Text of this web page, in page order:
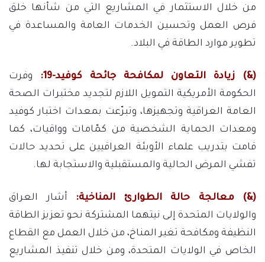
من خلال الاستثمار في المشاريع التي من شأنها خلق
فرص العمل وتحسين الخدمات العامة والمساعدة في
تطوير موارد الطاقة في البلاد.
(&) زيادة التعاون لمكافحة جائحة كوفيد-19:
وفرت
الحكومة الأمريكية التمويل اللازم لتجديد مختبرات الصحة
العامة العراقية وتجهيزها، وتبرّعت بمعدات اختبار كوفيد
ومعدات الحماية الشخصية من كمّامات وواقيات، كما
قامت بتدريب علماء الأوبئة العراقيين على تحديد حالات
تفشي المرض الحالية والمستقبلية والاستجابة لها.
(&) معالجة حالة الطوارئ المناخية:
أشار العراق
والولايات المتحدة إلى نيتهما المشتركة نحو تعزيز الطاقة
النظيفة ومكافحة تغير المناخ، من خلال العمل مع القطاع
الخاص في الولايات المتحدة، ومن خلال تنفيذ المشاريع